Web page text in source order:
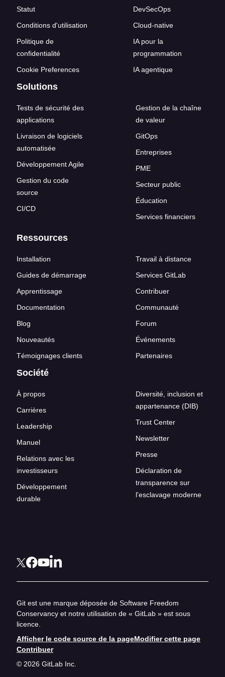
Statut
Conditions d'utilisation
Politique de
confidentialité
Cookie Preferences
DevSecOps
Cloud-native
IA pour la
programmation
IA agentique
Solutions
Tests de sécurité des
applications
Livraison de logiciels
automatisée
Développement Agile
Gestion du code
source
CI/CD
Gestion de la chaîne
de valeur
GitOps
Entreprises
PME
Secteur public
Éducation
Services financiers
Ressources
Installation
Guides de démarrage
Apprentissage
Documentation
Blog
Nouveautés
Témoignages clients
Travail à distance
Services GitLab
Contribuer
Communauté
Forum
Événements
Partenaires
Société
À propos
Carrières
Leadership
Manuel
Relations avec les
investisseurs
Développement
durable
Diversité, inclusion et
appartenance (DIB)
Trust Center
Newsletter
Presse
Déclaration de
transparence sur
l'esclavage moderne
Git est une marque déposée de Software Freedom
Conservancy et notre utilisation de « GitLab » est sous
licence.
Afficher le code source de la pageModifier cette page
Contribuer
© 2026 GitLab Inc.